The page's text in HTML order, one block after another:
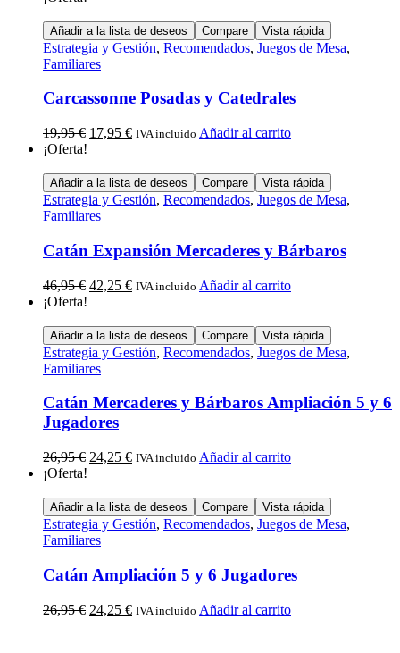
Añadir a la lista de deseos Compare Vista rápida
Estrategia y Gestión, Recomendados, Juegos de Mesa,
Familiares
Carcassonne Posadas y Catedrales
19,95€ 17,95 € IVA incluido Añadir al carrito
¡Oferta!
Añadir a la lista de deseos Compare Vista rápida
Estrategia y Gestión, Recomendados, Juegos de Mesa,
Familiares
Catán Expansión Mercaderes y Bárbaros
46,95€ 42,25 € IVA incluido Añadir al carrito
¡Oferta!
Añadir a la lista de deseos Compare Vista rápida
Estrategia y Gestión, Recomendados, Juegos de Mesa,
Familiares
Catán Mercaderes y Bárbaros Ampliación 5 y 6
Jugadores
26,95€ 24,25 € IVA incluido Añadir al carrito
¡Oferta!
Añadir a la lista de deseos Compare Vista rápida
Estrategia y Gestión, Recomendados, Juegos de Mesa,
Familiares
Catán Ampliación 5 y 6 Jugadores
26,95€ 24,25 € IVA incluido Añadir al carrito